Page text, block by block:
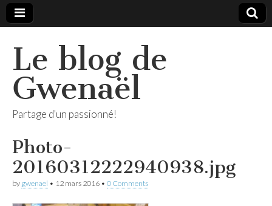
Le blog de
Gwenaël
Partage d'un passionné!
Photo-
20160312222940938.jpg
by gwenael • 12 mars 2016 • 0 Comments